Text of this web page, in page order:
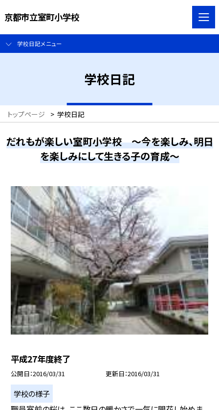
京都市立室町小学校
学校日記メニュー
学校日記
トップページ > 学校日記
だれもが楽しい室町小学校 ～今を楽しみ、明日
を楽しみにして生きる子の育成～
平成27年度終了
公開日 2016/03/31 更新日 2016/03/31
学校の様子